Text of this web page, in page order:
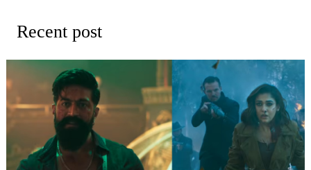
Recent post